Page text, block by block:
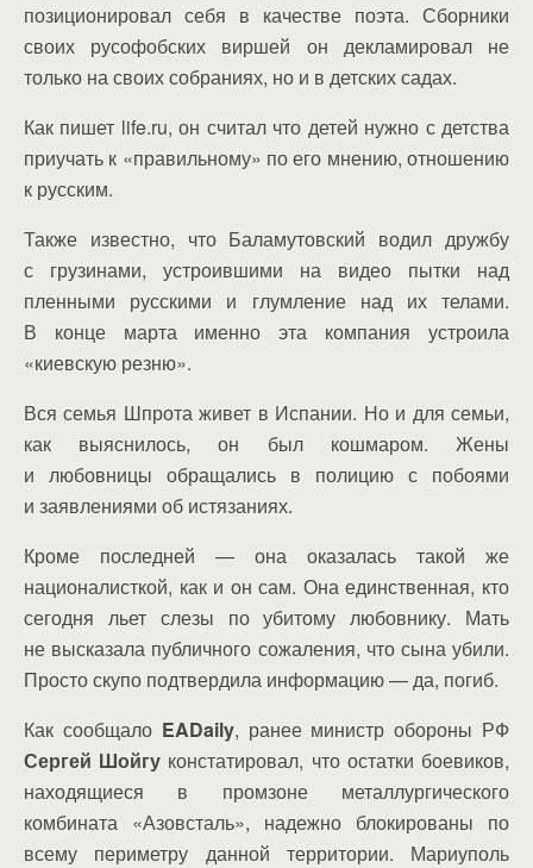
позиционировал себя в качестве поэта. Сборники
своих русофобских виршей он декламировал не
только на своих собраниях, но и в детских садах.
Как пишет life.ru, он считал что детей нужно с детства
приучать к «правильному» по его мнению, отношению
к русским.
Также известно, что Баламутовский водил дружбу
с грузинами, устроившими на видео пытки над
пленными русскими и глумление над их телами.
В конце марта именно эта компания устроила
«киевскую резню».
Вся семья Шпрота живет в Испании. Но и для семьи,
как выяснилось, он был кошмаром. Жены
и любовницы обращались в полицию с побоями
и заявлениями об истязаниях.
Кроме последней — она оказалась такой же
националисткой, как и он сам. Она единственная, кто
сегодня льет слезы по убитому любовнику. Мать
не высказала публичного сожаления, что сына убили.
Просто скупо подтвердила информацию — да, погиб.
Как сообщало EADaily, ранее министр обороны РФ
Сергей Шойгу констатировал, что остатки боевиков,
находящиеся в промзоне металлургического
комбината «Азовсталь», надежно блокированы по
всему периметру данной территории. Мариуполь